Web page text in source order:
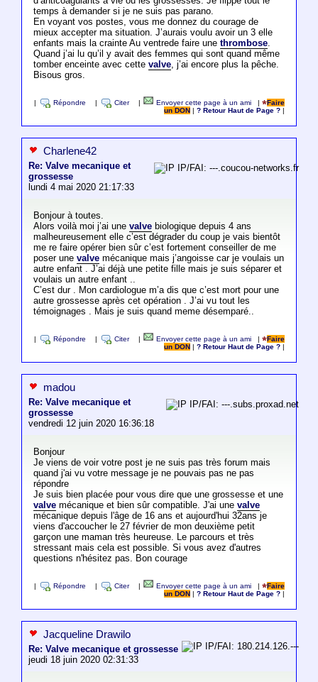
temps à demander si je ne suis pas parano.
En voyant vos postes, vous me donnez du courage de
mieux accepter ma situation. J’aurais voulu avoir un 3 elle
enfants mais la crainte Au ventrede faire une thrombose.
Quand j’ai lu qu’il y avait des femmes qui sont quand même
tomber enceinte avec cette valve, j’ai encore plus la pêche.
Bisous gros.
Répondre Citer Envoyer cette page à un ami |
Faire
un DON
|? Retour Haut de Page ?
Charlene42
Re: Valve mecanique et
grossesse
lundi 4 mai 2020 21:17:33
IP/FAI: ---.coucou-networks.fr
Bonjour à toutes.
Alors voilà moi j’ai une valvebiologique depuis 4 ans
malheureusement elle c’est dégrader du coup je vais bientôt
me re faire opérer bien sûr c’est fortement conseiller de me
poser une valvemécanique mais j’angoisse car je voulais un
autre enfant . J’ai déjà une petite fille mais je suis séparer et
voulais un autre enfant ..
C’est dur . Mon cardiologue m’a dis que c’est mort pour une
autre grossesse après cet opération . J’ai vu tout les
témoignages . Mais je suis quand meme désemparé..
Répondre Citer Envoyer cette page à un ami |
Faire
un DON
|? Retour Haut de Page ?
madou
Re: Valve mecanique et
grossesse
vendredi 12 juin 2020 16:36:18
IP/FAI: ---.subs.proxad.net
Bonjour
Je viens de voir votre post je ne suis pas très forum mais
quand j'ai vu votre message je ne pouvais pas ne pas
répondre
Je suis bien placée pour vous dire que une grossesse et une
valvemécanique et bien sûr compatible. J'ai une valve
mécanique depuis l'âge de 16 ans et aujourd'hui 32ans je
viens d'accoucher le 27 février de mon deuxième petit
garçon une maman très heureuse. Le parcours et très
stressant mais cela est possible. Si vous avez d'autres
questions n'hésitez pas. Bon courage
Répondre Citer Envoyer cette page à un ami |
Faire
un DON
|? Retour Haut de Page ?
Jacqueline Drawilo
Re: Valve mecanique et grossesse
jeudi 18 juin 2020 02:31:33
IP/FAI: 180.214.126.---